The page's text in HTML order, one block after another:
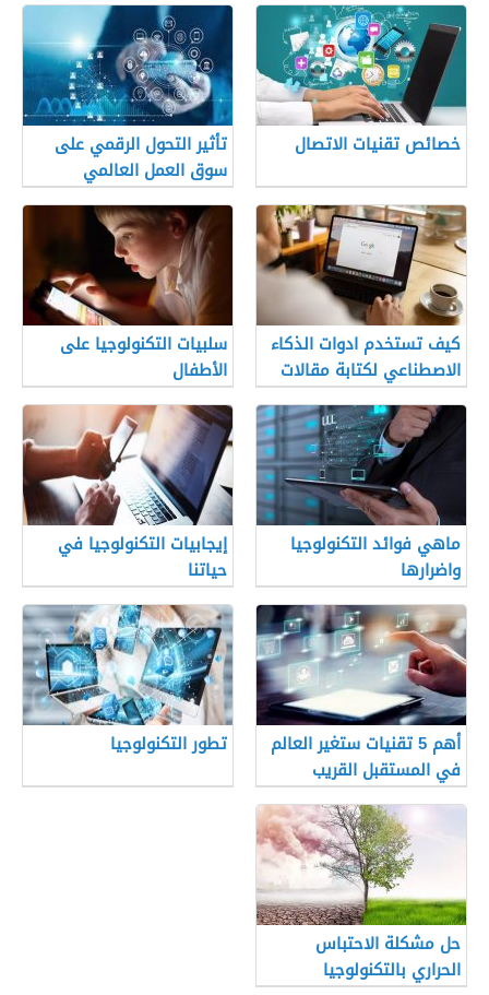
خصائص تقنيات الاتصال
تأثير التحول الرقمي على
سوق العمل العالمي
كيف تستخدم ادوات الذكاء
الاصطناعي لكتابة مقالات
SEO جاهزة
سلبيات التكنولوجيا على
الأطفال
ماهي فوائد التكنولوجيا
واضرارها
إيجابيات التكنولوجيا في
حياتنا
أهم 5 تقنيات ستغير العالم
في المستقبل القريب
تطور التكنولوجيا
حل مشكلة الاحتباس
الحراري بالتكنولوجيا